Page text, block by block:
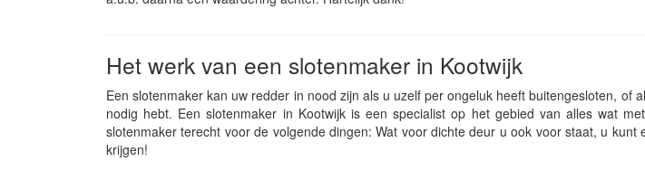
Het werk van een slotenmaker in Kootwijk
Een slotenmaker kan uw redder in nood zijn als u uzelf per ongeluk heeft buitengesloten, of
nodig hebt. Een slotenmaker in Kootwijk is een specialist op het gebied van alles wat
slotenmaker terecht voor de volgende dingen: Wat voor dichte deur u ook voor staat, u
krijgen!